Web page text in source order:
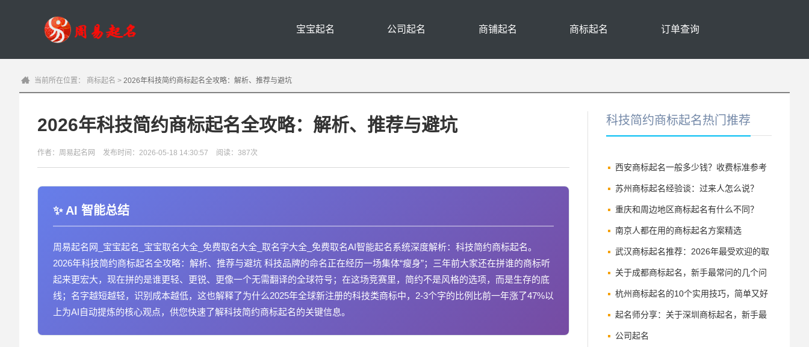
宝宝起名 公司起名 商铺起名 商标起名 订单查询
当前所在位置： 商标起名 > 2026年科技简约商标起名全攻略：解析、推荐与避坑
2026年科技简约商标起名全攻略：解析、推荐与避坑
作者：周易起名网 发布时间：2026-05-18 14:30:57 阅读：387次
AI 智能总结
周易起名网_宝宝起名_宝宝取名大全_免费取名大全_取名字大全_免费取名AI智能起名系统深度解析：科技简约商标起名。
2026年科技简约商标起名全攻略：解析、推荐与避坑 科技品牌的命名正在经历一场集体“瘦身”；三年前大家还在拼谁的商标听
起来更宏大，现在拼的是谁更轻、更锐、更像一个无需翻译的全球符号；在这场竞赛里，简约不是风格的选项，而是生存的底
线；名字越短越轻，识别成本越低，这也解释了为什么2025年全球新注册的科技类商标中，2-3个字的比例比前一年涨了47%以
上为AI自动提炼的核心观点，供您快速了解科技简约商标起名的关键信息。
科技简约商标起名热门推荐
西安商标起名一般多少钱？收费标准参考
苏州商标起名经验谈：过来人怎么说？
（建议收藏）
重庆和周边地区商标起名有什么不同？
（建议收藏）
南京人都在用的商标起名方案精选
武汉商标起名推荐：2026年最受欢迎的取
名方案
关于成都商标起名，新手最常问的几个问
题
杭州商标起名的10个实用技巧，简单又好
用
起名师分享：关于深圳商标起名，新手最
常问的几个问题
公司起名